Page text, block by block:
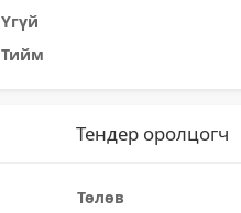
Үгүй
Тийм
Тендер оролцогч
Төлөв